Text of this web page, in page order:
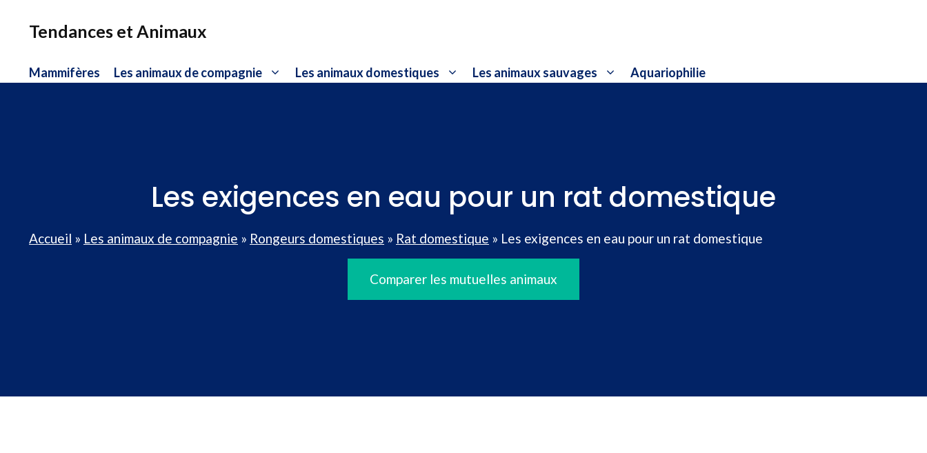
Tendances et Animaux
Mammifères Les animaux de compagnie Les animaux domestiques Les animaux sauvages Aquariophilie
Les exigences en eau pour un rat domestique
Accueil » Les animaux de compagnie » Rongeurs domestiques » Rat domestique » Les exigences en eau pour un rat domestique
Comparer les mutuelles animaux